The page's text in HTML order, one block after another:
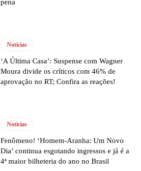
pena
Notícias
‘A Última Casa’: Suspense com Wagner
Moura divide os críticos com 46% de
aprovação no RT; Confira as reações!
Notícias
Fenômeno! ‘Homem-Aranha: Um Novo
Dia’ continua esgotando ingressos e já é a
4ª maior bilheteria do ano no Brasil